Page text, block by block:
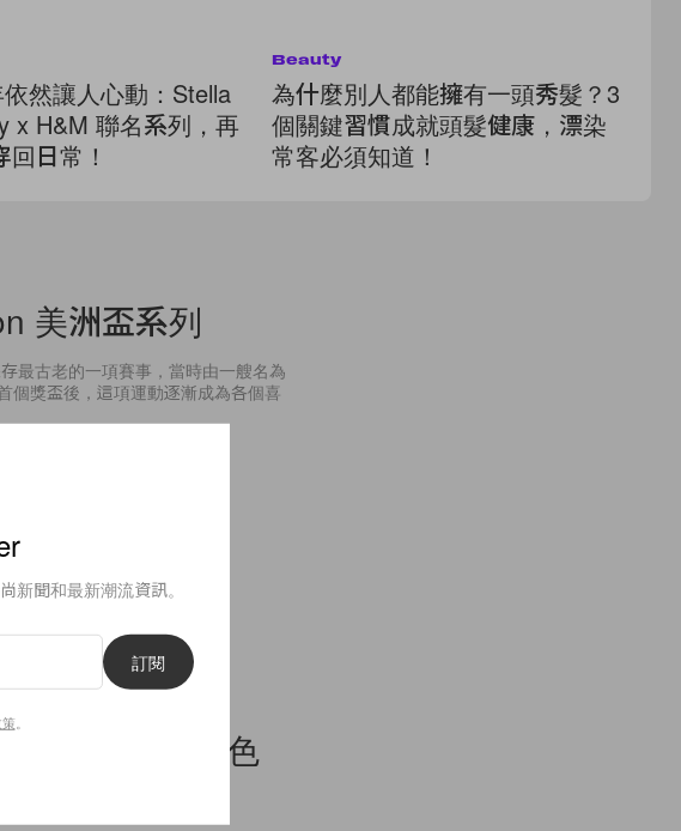
然讓人心動：Stella
x H&M 聯名系列，再
日常！
Beauty
為什麼別人都能擁有一頭秀髮？3
個關鍵習慣成就頭髮健康，漂染
常客必須知道！
美洲盃系列
最古老的一項賽事，當時由一艘名為
個獎盃後，這項運動逐漸成為各個喜
生必備的粉紅色
新聞和最新潮流資訊。
訂閱
。